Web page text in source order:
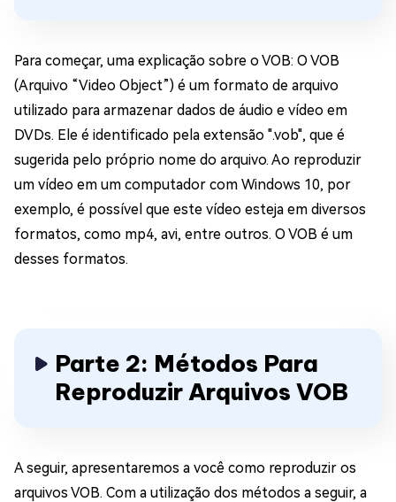
Para começar, uma explicação sobre o VOB: O VOB
(Arquivo “Video Object”) é um formato de arquivo
utilizado para armazenar dados de áudio e vídeo em
DVDs. Ele é identificado pela extensão ".vob", que é
sugerida pelo próprio nome do arquivo. Ao reproduzir
um vídeo em um computador com Windows 10, por
exemplo, é possível que este vídeo esteja em diversos
formatos, como mp4, avi, entre outros. O VOB é um
desses formatos.
Parte 2: Métodos Para
Reproduzir Arquivos VOB
A seguir, apresentaremos a você como reproduzir os
arquivos VOB. Com a utilização dos métodos a seguir, a